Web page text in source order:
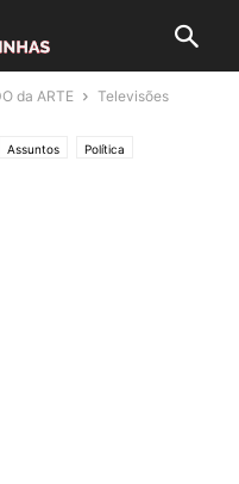
da ARTE
Televisões
Assuntos Política